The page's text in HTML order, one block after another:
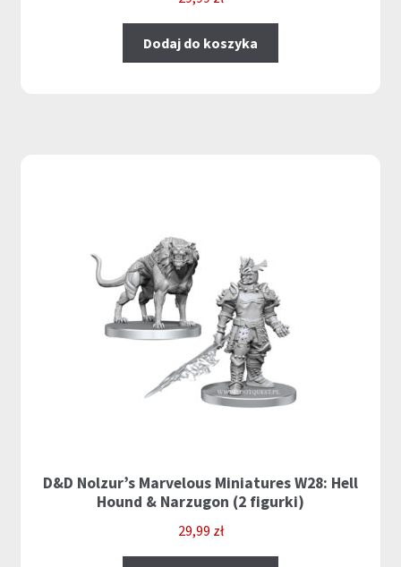
Dodaj do koszyka
D&D Nolzur’s Marvelous Miniatures W28: Hell
Hound & Narzugon (2 figurki)
29,99 zł